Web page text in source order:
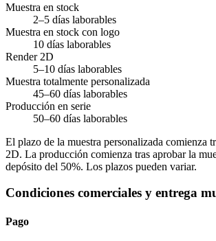
Muestra en stock
2–5 días laborables
Muestra en stock con logo
10 días laborables
Render 2D
5–10 días laborables
Muestra totalmente personalizada
45–60 días laborables
Producción en serie
50–60 días laborables
El plazo de la muestra personalizada comienza
2D. La producción comienza tras aprobar la
depósito del 50%. Los plazos pueden variar.
Condiciones comerciales y entrega
Pago